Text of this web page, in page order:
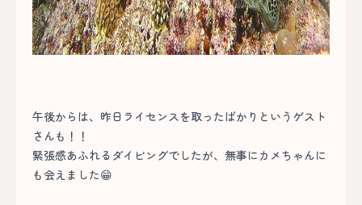
午後からは、昨日ライセンスを取ったばかりというゲスト
さんも！！
緊張感あふれるダイビングでしたが、無事にカメちゃんに
も会えました😁